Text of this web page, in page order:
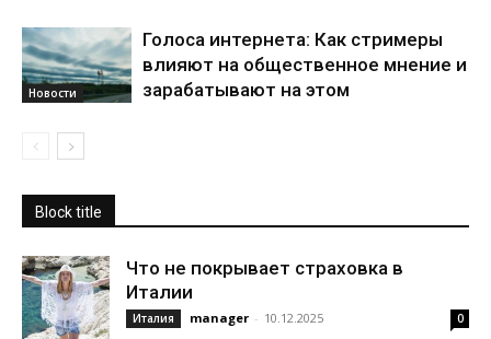
Новости
Голоса интернета: Как стримеры
влияют на общественное мнение и
зарабатывают на этом
Block title
Что не покрывает страховка в
Италии
Италия manager - 10.12.2025 0